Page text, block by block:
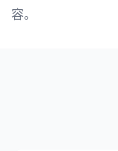
容。